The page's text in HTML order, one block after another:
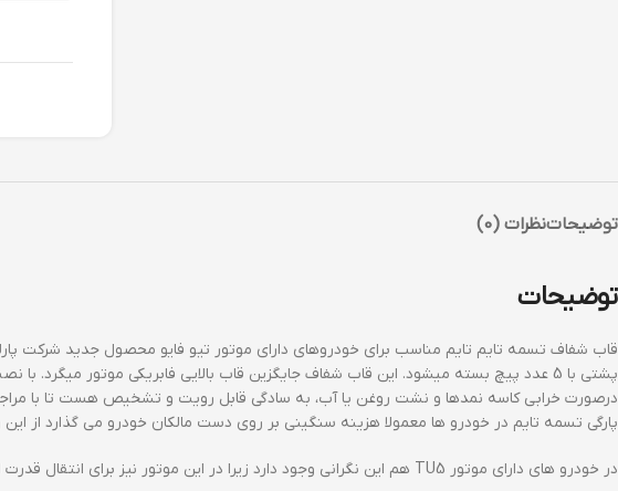
توضیحاتنظرات (0)
توضیحات
قاب شفاف تسمه تایم تایم مناسب برای خودروهای دارای موتور تیو فایو محصول جدید شرکت
پشتی با 5 عدد پیچ بسته میشود. این قاب شفاف جایگزین قاب بالایی فابریکی موتور
درصورت خرابی کاسه نمدها و نشت روغن یا آب، به سادگی قابل رویت و تشخیص هست تا با مراجعه سریعتر به
پارگی تسمه تایم در خودرو ها معمولا هزینه سنگینی بر روی دست مالکان خودرو می گذارد از
در خودرو های دارای موتور TU5 هم این نگرانی وجود دارد زیرا در این موتور نیز برای انتقال قدرت از میل لنگ به میل سوپاپ از تسمه تایم استفاده شده است .